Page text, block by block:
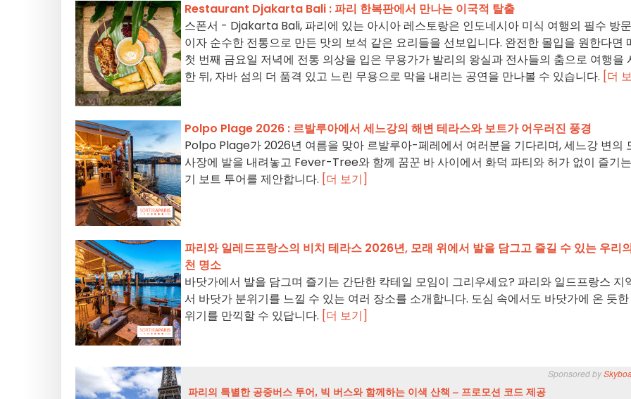
Restaurant Djakarta Bali : 파리 한복판에서 만나는 이국적 탈출
스폰서 - Djakarta Bali, 파리에 있는 아시아 레스토랑은 인도네시아 미식 여행의 필수 방
이자 순수한 전통으로 만든 맛의 보석 같은 요리들을 선보입니다. 완전한 몰입을 원한다면
첫 번째 금요일 저녁에 전통 의상을 입은 무용가가 발리의 왕실과 전사들의 춤으로 여행을
한 뒤, 자바 섬의 더 품격 있고 느린 무용으로 막을 내리는 공연을 만나볼 수 있습니다. [더
Polpo Plage 2026 : 르발루아에서 세느강의 해변 테라스와 보트가 어우러진 풍경
Polpo Plage가 2026년 여름을 맞아 르발루아-페레에서 여러분을 기다리며, 세느강 변의
사장에 발을 내려놓고 Fever-Tree와 함께 꿈꾼 바 사이에서 화덕 파티와 허가 없이 즐기
기 보트 투어를 제안합니다. [더 보기]
파리와 일레드프랑스의 비치 테라스 2026년, 모래 위에서 발을 담그고 즐길 수 있는 우리
천 명소
바닷가에서 발을 담그며 즐기는 간단한 칵테일 모임이 그리우세요? 파리와 일드프랑스 지
서 바닷가 분위기를 느낄 수 있는 여러 장소를 소개합니다. 도심 속에서도 바닷가에 온 듯한
위기를 만끽할 수 있답니다. [더 보기]